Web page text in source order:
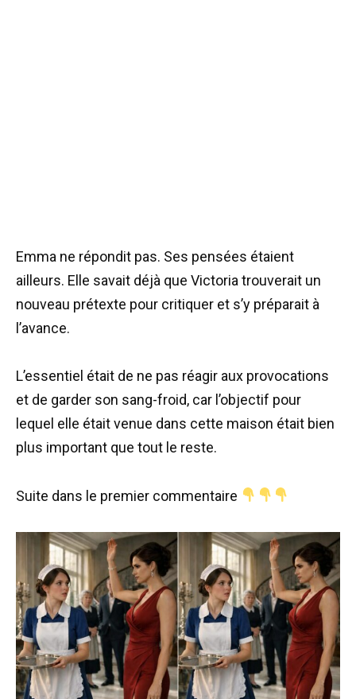
Emma ne répondit pas. Ses pensées étaient
ailleurs. Elle savait déjà que Victoria trouverait un
nouveau prétexte pour critiquer et s’y préparait à
l’avance.
L’essentiel était de ne pas réagir aux provocations
et de garder son sang-froid, car l’objectif pour
lequel elle était venue dans cette maison était bien
plus important que tout le reste.
Suite dans le premier commentaire